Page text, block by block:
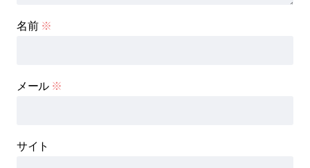
名前 ※
メール ※
サイト